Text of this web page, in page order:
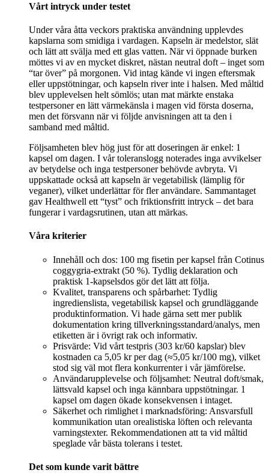
Vårt intryck under testet
Under våra åtta veckors praktiska användning upplevdes
kapslarna som smidiga i vardagen. Kapseln är medelstor, slät
och lätt att svälja med ett glas vatten. När vi öppnade burken
möttes vi av en mycket diskret, nästan neutral doft – inget som
“tar över” på morgonen. Vid intag kände vi ingen eftersmak
eller uppstötningar, och kapseln river inte i halsen. Med måltid
blev upplevelsen helt sömlös; utan mat märkte enstaka
testpersoner en lätt värmekänsla i magen vid första doserna,
men det försvann när vi följde anvisningen att ta den i
samband med måltid.
Följsamheten blev hög just för att doseringen är enkel: 1
kapsel om dagen. I vår toleranslogg noterades inga avvikelser
av betydelse och inga testpersoner behövde avbryta. Vi
uppskattade också att kapseln är vegetabilisk (lämplig för
veganer), vilket underlättar för fler användare. Sammantaget
gav Healthwell ett “tyst” och friktionsfritt intryck – det bara
fungerar i vardagsrutinen, utan att märkas.
Våra kriterier
Innehåll och dos: 100 mg fisetin per kapsel från Cotinus
coggygria-extrakt (50 %). Tydlig deklaration och
praktisk 1-kapselsdos gör det lätt att följa.
Kvalitet, transparens och spårbarhet: Tydlig
ingredienslista, vegetabilisk kapsel och grundläggande
produktinformation. Vi hade gärna sett mer publik
dokumentation kring tillverkningsstandard/analys, men
etiketten är i övrigt rak och informativ.
Prisvärde: Vid vårt testpris (303 kr/60 kapslar) blev
kostnaden ca 5,05 kr per dag (≈5,05 kr/100 mg), vilket
stod sig väl mot flera konkurrenter i vår jämförelse.
Användarupplevelse och följsamhet: Neutral doft/smak,
lättsvald kapsel och inga kännbara uppstötningar. 1
kapsel om dagen ökade konsekvensen i intaget.
Säkerhet och rimlighet i marknadsföring: Ansvarsfull
kommunikation utan orealistiska löften och relevanta
varningstexter. Rekommendationen att ta vid måltid
speglade vår bästa tolerans i testet.
Det som kunde varit bättre